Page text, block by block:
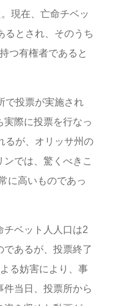
現在、亡命チベッ
るとされ、そのうち
つ有権者であると
で投票が実施され
実際に投票を行なっ
るが、オリッサ州の
では、驚くべきこ
に高いものであっ
チベット人人口は2
あるが、投票終了
る妨害により、事
当日、投票所から